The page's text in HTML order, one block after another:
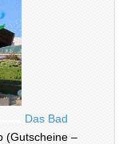
Das Bad
(Gutscheine –